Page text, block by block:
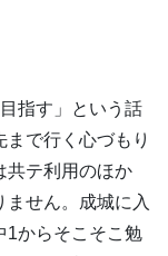
指す」という話
で行く心づもり
共テ利用のほか
せん。成城に入
1からそこそこ勉